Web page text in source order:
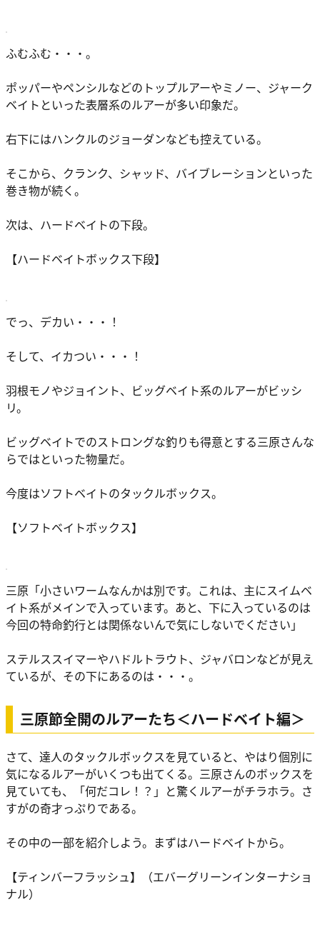
ふむふむ・・・。
ポッパーやペンシルなどのトップルアーやミノー、ジャーク
ベイトといった表層系のルアーが多い印象だ。
右下にはハンクルのジョーダンなども控えている。
そこから、クランク、シャッド、バイブレーションといった
巻き物が続く。
次は、ハードベイトの下段。
【ハードベイトボックス下段】
でっ、デカい・・・！
そして、イカつい・・・！
羽根モノやジョイント、ビッグベイト系のルアーがビッシ
リ。
ビッグベイトでのストロングな釣りも得意とする三原さんな
らではといった物量だ。
今度はソフトベイトのタックルボックス。
【ソフトベイトボックス】
三原 「小さいワームなんかは別です。これは、主にスイムベ
イト系がメインで入っています。あと、下に入っているのは
今回の特命釣行とは関係ないんで気にしないでください」
ステルススイマーやハドルトラウト、ジャバロンなどが見え
ているが、その下にあるのは・・・。
三原節全開のルアーたち＜ハードベイト編＞
さて、達人のタックルボックスを見ていると、やはり個別に
気になるルアーがいくつも出てくる。三原さんのボックスを
見ていても、「何だコレ！？」と驚くルアーがチラホラ。さ
すがの奇才っぷりである。
その中の一部を紹介しよう。まずはハードベイトから。
【ティンバーフラッシュ】（エバーグリーンインターナショ
ナル）